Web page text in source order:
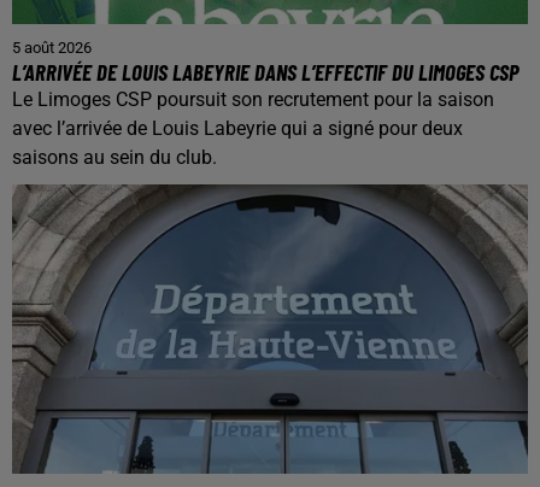
5 août 2026
L’ARRIVÉE DE LOUIS LABEYRIE DANS L’EFFECTIF DU LIMOGES CSP
Le Limoges CSP poursuit son recrutement pour la saison
avec l’arrivée de Louis Labeyrie qui a signé pour deux
saisons au sein du club.